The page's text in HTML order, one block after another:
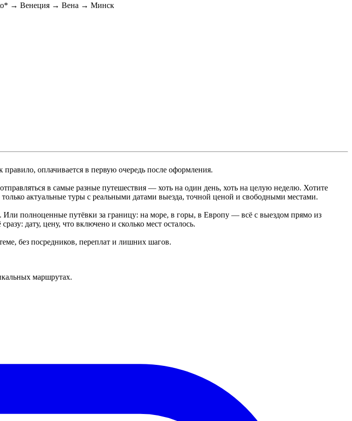
→ Венеция → Вена → Минск
оплачивается в первую очередь после оформления.
в самые разные путешествия — хоть на один день, хоть на целую неделю. Хотите
актуальные туры с реальными датами выезда, точной ценой и свободными местами.
полноценные путёвки за границу: на море, в горы, в Европу — всё с выездом прямо из
дату, цену, что включено и сколько мест осталось.
без посредников, переплат и лишних шагов.
маршрутах.